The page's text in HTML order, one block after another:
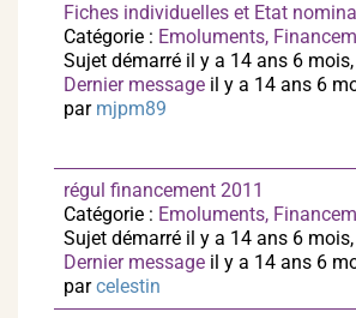
Fiches individuelles et Etat
Catégorie : Emoluments,
Sujet démarré il y a 14 ans 6
Dernier message il y a 14 ans 6
par mjpm89
régul financement 2011
Catégorie : Emoluments,
Sujet démarré il y a 14 ans 6
Dernier message il y a 14 ans 6
parcelestin